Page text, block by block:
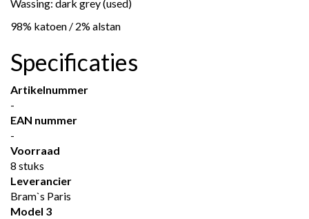
Wassing: dark grey (used)
98% katoen / 2% alstan
Specificaties
Artikelnummer
-
EAN nummer
-
Voorraad
8 stuks
Leverancier
Bram`s Paris
Model 3